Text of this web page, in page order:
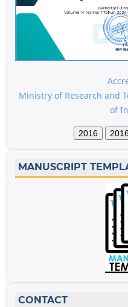
Ministry of Research and
of
2016
MANUSCRIPT
CONTACT